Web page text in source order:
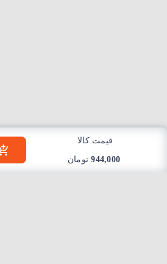
قیمت کالا
تومان